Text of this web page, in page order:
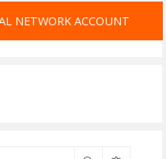
NETWORK ACCOUNT